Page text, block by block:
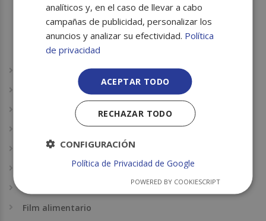
laminas
Bolsa de vacio
Bolsa Papel
Bolsas de basura
Envases alimentarios
Papel alimentario
Film alimentario
analíticos y, en el caso de llevar a cabo
campañas de publicidad, personalizar los
anuncios y analizar su efectividad. Política
de privacidad
ACEPTAR TODO
RECHAZAR TODO
CONFIGURACIÓN
Política de Privacidad de Google
POWERED BY COOKIESCRIPT